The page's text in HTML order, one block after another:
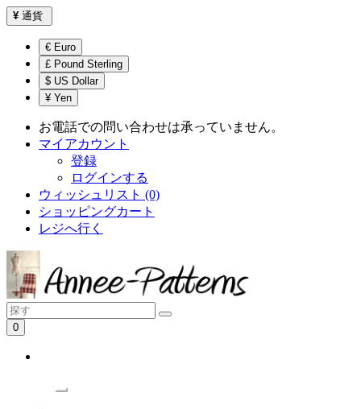
¥ 通貨
€ Euro
£ Pound Sterling
$ US Dollar
¥ Yen
お電話での問い合わせは承っていません。
マイアカウント
登録
ログインする
ウィッシュリスト (0)
ショッピングカート
レジへ行く
0